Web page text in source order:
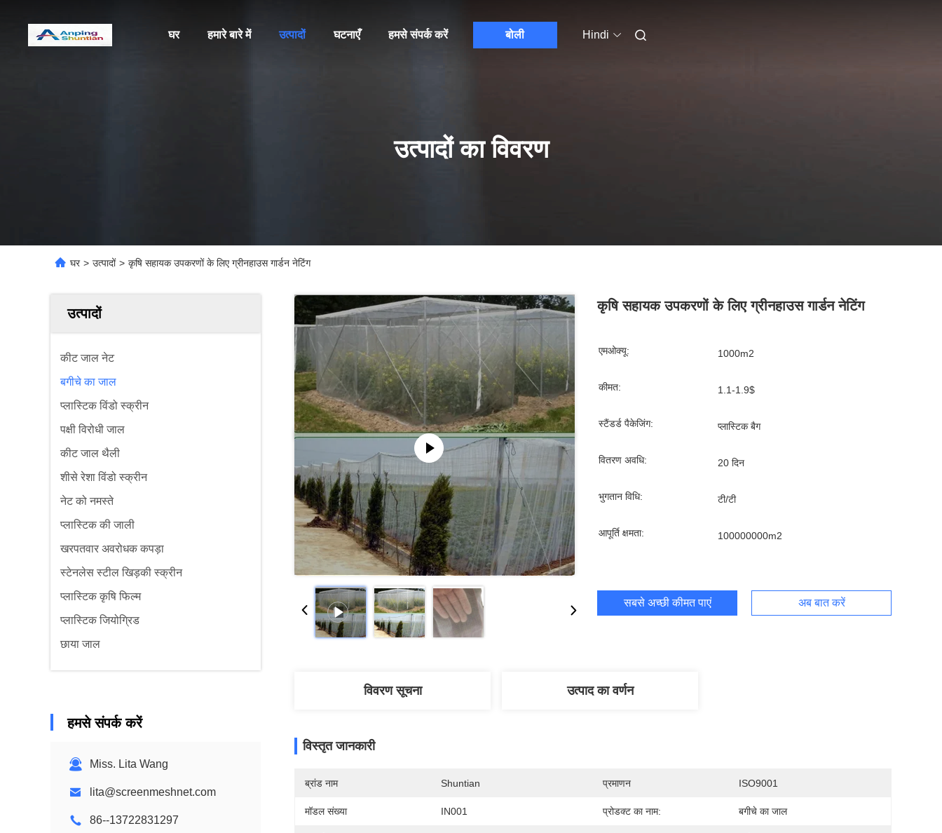
घर हमारे बारे में उत्पादों घटनाएँ हमसे संपर्क करें बोली Hindi
उत्पादों का विवरण
घर > उत्पादों > कृषि सहायक उपकरणों के लिए ग्रीनहाउस गार्डन नेटिंग
उत्पादों
कीट जाल नेट
बगीचे का जाल
प्लास्टिक विंडो स्क्रीन
पक्षी विरोधी जाल
कीट जाल थैली
शीसे रेशा विंडो स्क्रीन
नेट को नमस्ते
प्लास्टिक की जाली
खरपतवार अवरोधक कपड़ा
स्टेनलेस स्टील खिड़की स्क्रीन
प्लास्टिक कृषि फिल्म
प्लास्टिक जियोग्रिड
छाया जाल
हमसे संपर्क करें
Miss. Lita Wang
lita@screenmeshnet.com
86--13722831297
कृषि सहायक उपकरणों के लिए ग्रीनहाउस गार्डन नेटिंग
एमओक्यू: 1000m2
कीमत: 1.1-1.9$
स्टैंडर्ड पैकेजिंग: प्लास्टिक बैग
वितरण अवधि: 20 दिन
भुगतान विधि: टी/टी
आपूर्ति क्षमता: 100000000m2
सबसे अच्छी कीमत पाएं अब बात करें
विवरण सूचना उत्पाद का वर्णन
विस्तृत जानकारी
ब्रांड नाम Shuntian प्रमाणन ISO9001
मॉडल संख्या IN001 प्रोडक्ट का नाम: बगीचे का जाल